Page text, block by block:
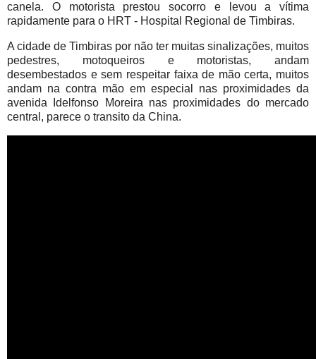
canela. O motorista prestou socorro e levou a vítima
rapidamente para o HRT - Hospital Regional de Timbiras.
A cidade de Timbiras por não ter muitas sinalizações, muitos
pedestres, motoqueiros e motoristas, andam
desembestados e sem respeitar faixa de mão certa, muitos
andam na contra mão em especial nas proximidades da
avenida Idelfonso Moreira nas proximidades do mercado
central, parece o transito da China.